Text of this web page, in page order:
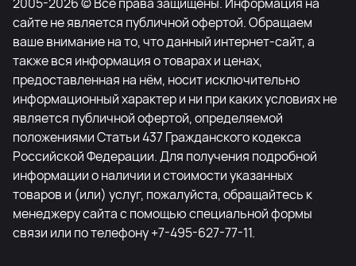
сайте не является публичной офертой. Обращаем
ваше внимание на то, что данный интернет-сайт, а
также вся информация о товарах и ценах,
предоставленная на нём, носит исключительно
информационный характер и ни при каких условиях не
является публичной офертой, определяемой
положениями Статьи 437 Гражданского кодекса
Российской Федерации. Для получения подробной
информации о наличии и стоимости указанных
товаров и (или) услуг, пожалуйста, обращайтесь к
менеджеру сайта с помощью специальной формы
связи или по телефону +7-495-627-77-11.